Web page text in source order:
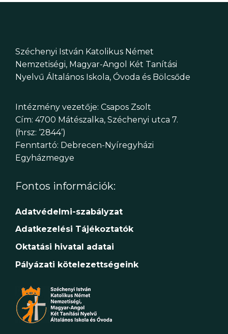
Széchenyi István Katolikus Német
Nemzetiségi, Magyar-Angol Két Tanítási
Nyelvű Általános Iskola, Óvoda és Bölcsőde
Intézmény vezetője: Csapos Zsolt
Cím: 4700 Mátészalka, Széchenyi utca 7.
(hrsz: ‘2844’)
Fenntartó: Debrecen-Nyíregyházi
Egyházmegye
Fontos információk:
Adatvédelmi-szabályzat
Adatkezelési Tájékoztatók
Oktatási hivatal adatai
Pályázati kötelezettségeink